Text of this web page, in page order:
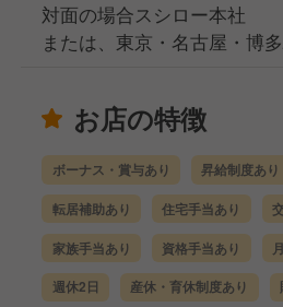
対面の場合スシロー本社
または、東京・名古屋・博
お店の特徴
ボーナス・賞与あり 昇給制度あり
転居補助あり 住宅手当あり
家族手当あり 資格手当あり
週休2日 産休・育休制度あり